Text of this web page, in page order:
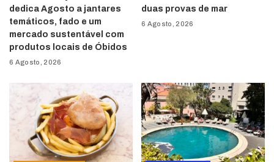
dedica Agosto a jantares
temáticos, fado e um
mercado sustentável com
produtos locais de Óbidos
6 Agosto, 2026
duas provas de mar
6 Agosto, 2026